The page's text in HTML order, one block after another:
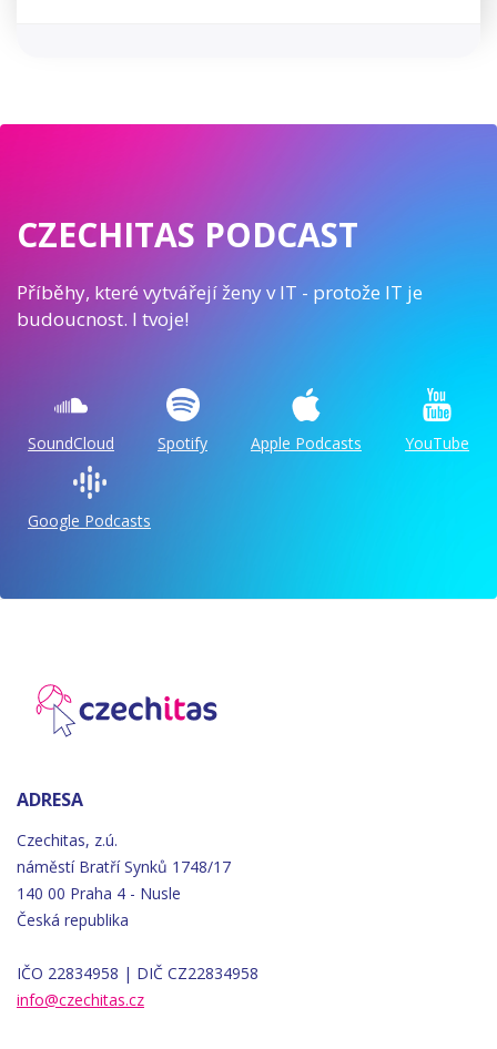
CZECHITAS PODCAST
Příběhy, které vytvářejí ženy v IT - protože IT je
budoucnost. I tvoje!
SoundCloud Spotify Apple Podcasts YouTube
Google Podcasts
ADRESA
Czechitas, z.ú.
náměstí Bratří Synků 1748/17
140 00 Praha 4 - Nusle
Česká republika
IČO 22834958 | DIČ CZ22834958
info@czechitas.cz